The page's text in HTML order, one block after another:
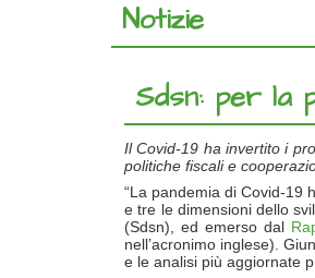
Notizie
Sdsn: per la
Il Covid-19 ha invertito i
politiche fiscali e
“La pandemia di Covid-19
e tre le dimensioni dello
(Sdsn), ed emerso dal
nell’acronimo inglese).
e le analisi più aggiornate